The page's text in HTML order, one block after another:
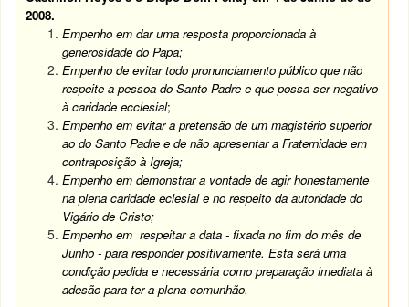
2008.
Empenho em dar uma resposta proporcionada à
generosidade do Papa;
Empenho de evitar todo pronunciamento público que não
respeite a pessoa do Santo Padre e que possa ser negativo
à caridade ecclesial;
Empenho em evitar a pretensão de um magistério superior
ao do Santo Padre e de não apresentar a Fraternidade em
contraposição à Igreja;
Empenho em demonstrar a vontade de agir honestamente
na plena caridade eclesial e no respeito da autoridade do
Vigário de Cristo;
Empenho em respeitar a data - fixada no fim do mês de
Junho - para responder positivamente. Esta será uma
condição pedida e necessária como preparação imediata à
adesão para ter a plena comunhão.